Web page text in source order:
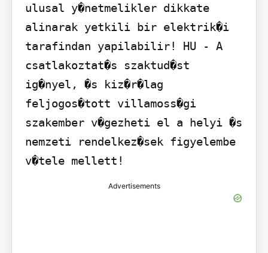
ulusal y�netmelikler dikkate
alinarak yetkili bir elektrik�i
tarafindan yapilabilir! HU - A
csatlakoztat�s szaktud�st
ig�nyel, �s kiz�r�lag
feljogos�tott villamoss�gi
szakember v�gezheti el a helyi �s
nemzeti rendelkez�sek figyelembe
v�tele mellett!
Advertisements